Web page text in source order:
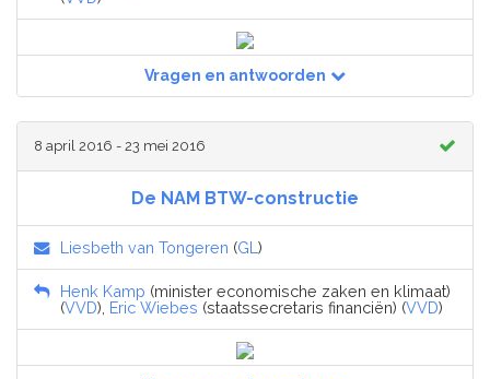
Vragen en antwoorden
8 april 2016 - 23 mei 2016
De NAM BTW-constructie
Liesbeth van Tongeren (GL )
Henk Kamp (minister economische zaken en klimaat)
(VVD), Eric Wiebes (staatssecretaris financiën) (VVD)